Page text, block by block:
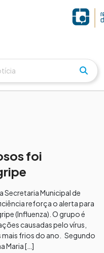
foi
Secretaria Municipal de
reforça o alerta para
(Influenza). O grupo é
causadas pelo vírus,
frios do ano. Segundo
Maria […]